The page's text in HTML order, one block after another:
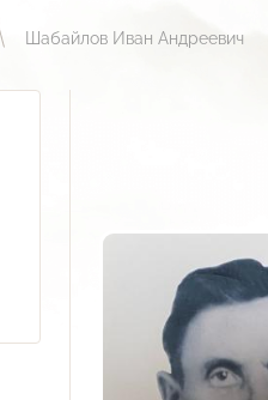
Шабайлов Иван Андреевич